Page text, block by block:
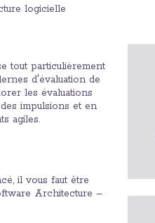
logicielle
tout particulièrement
d'évaluation de
les évaluations
impulsions et en
agiles.
il vous faut être
Architecture –